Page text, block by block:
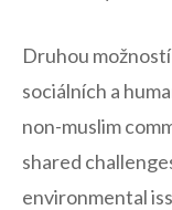
Druhou
sociálních a
non-muslim
⁢shared
environmental